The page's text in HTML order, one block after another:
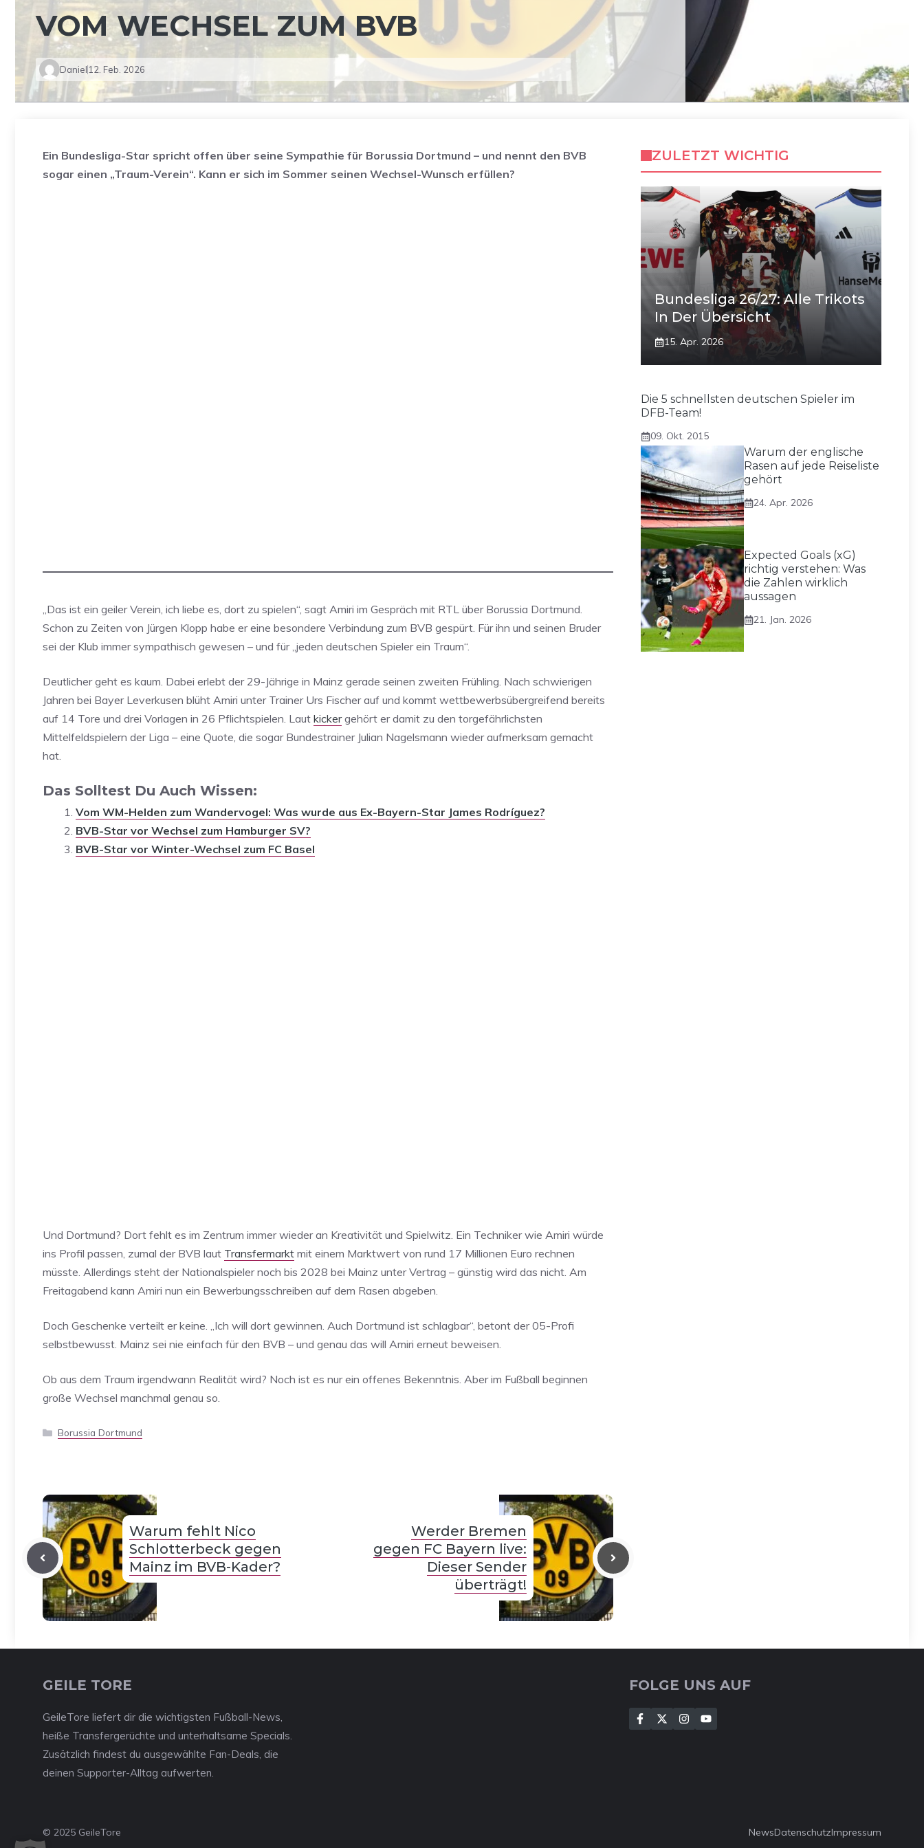
VOM WECHSEL ZUM BVB
Daniel 12. Feb. 2026
Ein Bundesliga-Star spricht offen über seine Sympathie für Borussia Dortmund – und nennt den BVB
sogar einen „Traum-Verein“. Kann er sich im Sommer seinen Wechsel-Wunsch erfüllen?
„Das ist ein geiler Verein, ich liebe es, dort zu spielen“, sagt Amiri im Gespräch mit RTL über Borussia Dortmund.
Schon zu Zeiten von Jürgen Klopp habe er eine besondere Verbindung zum BVB gespürt. Für ihn und seinen Bruder
sei der Klub immer sympathisch gewesen – und für „jeden deutschen Spieler ein Traum“.
Deutlicher geht es kaum. Dabei erlebt der 29-Jährige in Mainz gerade seinen zweiten Frühling. Nach schwierigen
Jahren bei Bayer Leverkusen blüht Amiri unter Trainer Urs Fischer auf und kommt wettbewerbsübergreifend bereits
auf 14 Tore und drei Vorlagen in 26 Pflichtspielen. Laut kickergehört er damit zu den torgefährlichsten
Mittelfeldspielern der Liga – eine Quote, die sogar Bundestrainer Julian Nagelsmann wieder aufmerksam gemacht
hat.
Das Solltest Du Auch Wissen:
Vom WM-Helden zum Wandervogel: Was wurde aus Ex-Bayern-Star James Rodríguez?
BVB-Star vor Wechsel zum Hamburger SV?
BVB-Star vor Winter-Wechsel zum FC Basel
Und Dortmund? Dort fehlt es im Zentrum immer wieder an Kreativität und Spielwitz. Ein Techniker wie Amiri würde
ins Profil passen, zumal der BVB laut Transfermarkt mit einem Marktwert von rund 17 Millionen Euro rechnen
müsste. Allerdings steht der Nationalspieler noch bis 2028 bei Mainz unter Vertrag – günstig wird das nicht. Am
Freitagabend kann Amiri nun ein Bewerbungsschreiben auf dem Rasen abgeben.
Doch Geschenke verteilt er keine. „Ich will dort gewinnen. Auch Dortmund ist schlagbar“, betont der 05-Profi
selbstbewusst. Mainz sei nie einfach für den BVB – und genau das will Amiri erneut beweisen.
Ob aus dem Traum irgendwann Realität wird? Noch ist es nur ein offenes Bekenntnis. Aber im Fußball beginnen
große Wechsel manchmal genau so.
Kategorien
Borussia Dortmund
Warum fehlt Nico
Schlotterbeck gegen
Mainz im BVB-Kader?
Werder Bremen
gegen FC Bayern live:
Dieser Sender
überträgt!
ZULETZT WICHTIG
Bundesliga 26/27: Alle Trikots
In Der Übersicht
15. Apr. 2026
Die 5 schnellsten deutschen Spieler im
DFB-Team!
09. Okt. 2015
Warum der englische
Rasen auf jede Reiseliste
gehört
24. Apr. 2026
Expected Goals (xG)
richtig verstehen: Was
die Zahlen wirklich
aussagen
21. Jan. 2026
GEILE TORE
GeileTore liefert dir die wichtigsten Fußball-News,
heiße Transfergerüchte und unterhaltsame Specials.
Zusätzlich findest du ausgewählte Fan-Deals, die
deinen Supporter-Alltag aufwerten.
FOLGE UNS AUF
© 2025 GeileTore NewsDatenschutzImpressum